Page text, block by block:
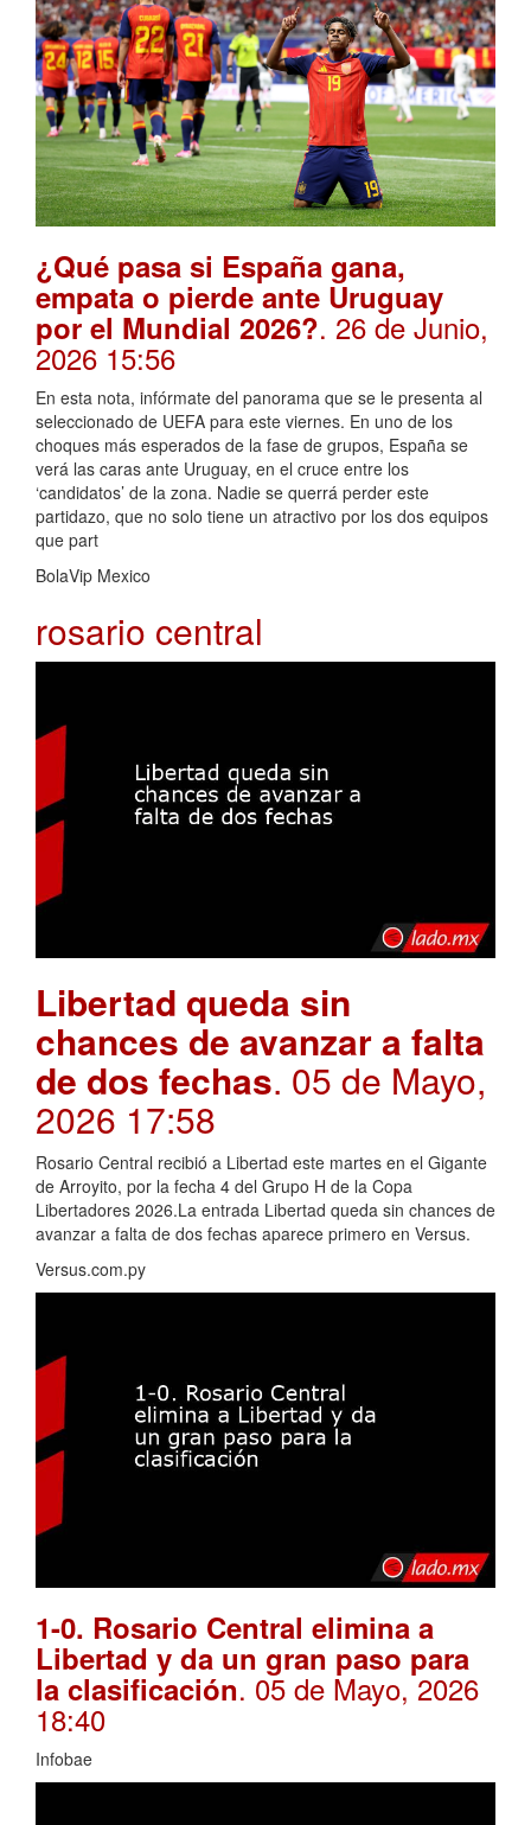
¿Qué pasa si España gana,
empata o pierde ante Uruguay
por el Mundial 2026?. 26 de Junio,
2026 15:56
En esta nota, infórmate del panorama que se le presenta al
seleccionado de UEFA para este viernes. En uno de los
choques más esperados de la fase de grupos, España se
verá las caras ante Uruguay, en el cruce entre los
‘candidatos’ de la zona. Nadie se querrá perder este
partidazo, que no solo tiene un atractivo por los dos equipos
que part
BolaVip Mexico
rosario central
Libertad queda sin
chances de avanzar a falta
de dos fechas. 05 de Mayo,
2026 17:58
Rosario Central recibió a Libertad este martes en el Gigante
de Arroyito, por la fecha 4 del Grupo H de la Copa
Libertadores 2026.La entrada Libertad queda sin chances de
avanzar a falta de dos fechas aparece primero en Versus.
Versus.com.py
1-0. Rosario Central elimina a
Libertad y da un gran paso para
la clasificación. 05 de Mayo, 2026
18:40
Infobae